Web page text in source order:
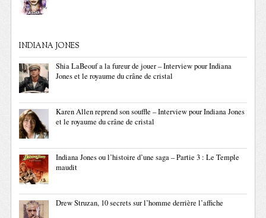
INDIANA JONES
Shia LaBeouf a la fureur de jouer – Interview pour Indiana
Jones et le royaume du crâne de cristal
Karen Allen reprend son souffle – Interview pour Indiana Jones
et le royaume du crâne de cristal
Indiana Jones ou l’histoire d’une saga – Partie 3 : Le Temple
maudit
Drew Struzan, 10 secrets sur l’homme derrière l’affiche